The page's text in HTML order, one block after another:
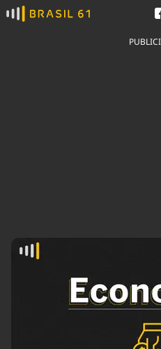
Ver todas as notícias
Agronegócios
Economia
Educação
Infraestrutura
Internacional